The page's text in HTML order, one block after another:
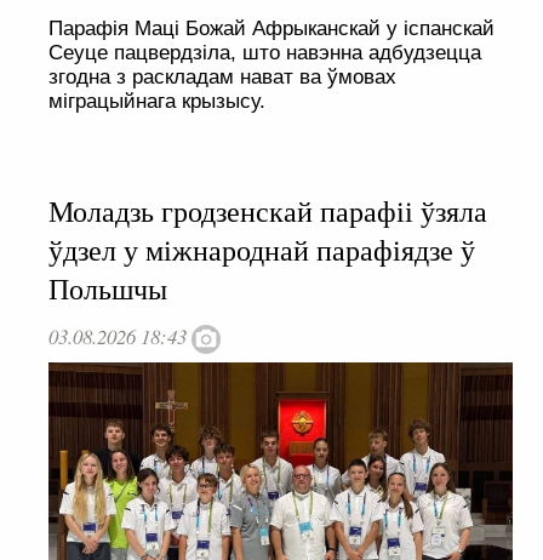
Парафія Маці Божай Афрыканскай у іспанскай
Сеуце пацвердзіла, што навэнна адбудзецца
згодна з раскладам нават ва ўмовах
міграцыйнага крызысу.
Моладзь гродзенскай парафіі ўзяла
ўдзел у міжнароднай парафіядзе ў
Польшчы
03.08.2026 18:43